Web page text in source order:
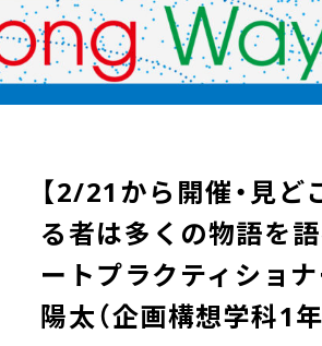
【2/21から開催・見
る者は多くの物語を
ートプラクティショ
陽太（企画構想学科1年